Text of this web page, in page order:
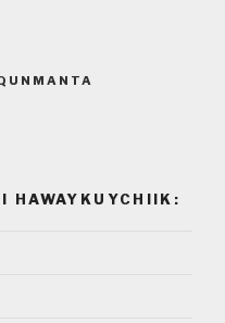
HAWAYKUYCHIIK: